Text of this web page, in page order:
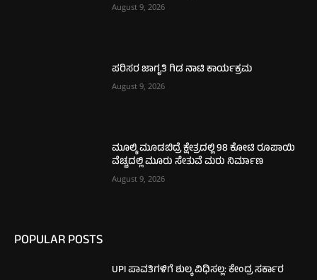
August 9, 2026
ಪರಿಸರ ಜಾಗೃತಿ ಗಿಡ ನಾಟಿ ಕಾರ್ಯಕ್ರಮ
August 9, 2026
ಮೂಲ್ಕಿ ಮೂಡಬಿದ್ರೆ ಕ್ಷೇತ್ರದಲ್ಲಿ 98 ಕೋಟಿ ರೂಪಾಯಿ
ವೆಚ್ಚದಲ್ಲಿ ಮೂರು ಸೇತುವೆ ಮರು ನಿರ್ಮಾಣ
August 9, 2026
POPULAR POSTS
UPI ಪಾವತಿಗಳಿಗೆ ಶುಲ್ಕ ವಿಧಿಸಲ್ಲ: ಕೇಂದ್ರ ಸರ್ಕಾರ